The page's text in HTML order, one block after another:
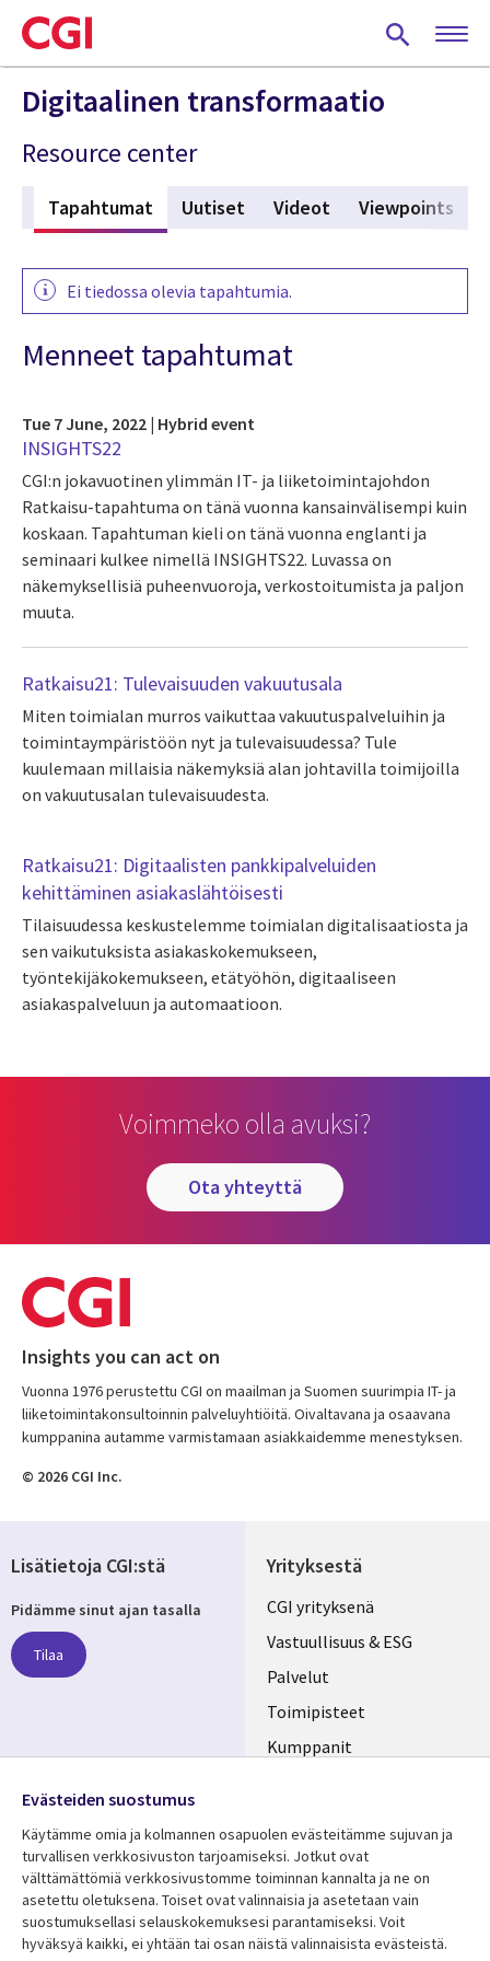
Skip
to
main
content
Digitaalinen transformaatio
Resource center
Tapahtumat (active tab)
Uutiset Videot Viewpoints
Ei tiedossa olevia tapahtumia.
Menneet tapahtumat
Tue 7 June, 2022 | Hybrid event
INSIGHTS22
CGI:n jokavuotinen ylimmän IT- ja liiketoimintajohdon
Ratkaisu-tapahtuma on tänä vuonna kansainvälisempi kuin
koskaan. Tapahtuman kieli on tänä vuonna englanti ja
seminaari kulkee nimellä INSIGHTS22. Luvassa on
näkemyksellisiä puheenvuoroja, verkostoitumista ja paljon
muuta.
Ratkaisu21: Tulevaisuuden vakuutusala
Miten toimialan murros vaikuttaa vakuutuspalveluihin ja
toimintaympäristöön nyt ja tulevaisuudessa? Tule
kuulemaan millaisia näkemyksiä alan johtavilla toimijoilla
on vakuutusalan tulevaisuudesta.
Ratkaisu21: Digitaalisten pankkipalveluiden
kehittäminen asiakaslähtöisesti
Tilaisuudessa keskustelemme toimialan digitalisaatiosta ja
sen vaikutuksista asiakaskokemukseen,
työntekijäkokemukseen, etätyöhön, digitaaliseen
asiakaspalveluun ja automaatioon.
Voimmeko olla avuksi?
ota yhteyttä
Insights you can act on
Vuonna 1976 perustettu CGI on maailman ja Suomen suurimpia IT- ja
liiketoimintakonsultoinnin palveluyhtiöitä. Oivaltavana ja osaavana
kumppanina autamme varmistamaan asiakkaidemme menestyksen.
© 2026 CGI Inc.
Yrityksestä
Useful
links
FINLAND
CGI yrityksenä
Vastuullisuus & ESG
Palvelut
Toimipisteet
Kumppanit
Resurssikeskus
Library
Asiakastarinat
Lisätietoa
Legal
Tietosuoja
Lisätietoja CGI:stä
Pidämme sinut ajan tasalla
Tilaa
Media
FINLAND
Evästeiden suostumus
Käytämme omia ja kolmannen osapuolen evästeitämme sujuvan ja
turvallisen verkkosivuston tarjoamiseksi. Jotkut ovat
välttämättömiä verkkosivustomme toiminnan kannalta ja ne on
asetettu oletuksena. Toiset ovat valinnaisia ​​ja asetetaan vain
suostumuksellasi selauskokemuksesi parantamiseksi. Voit
hyväksyä kaikki, ei yhtään tai osan näistä valinnaisista evästeistä.